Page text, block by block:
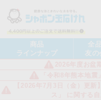
商品
ラインナップ
全
友の